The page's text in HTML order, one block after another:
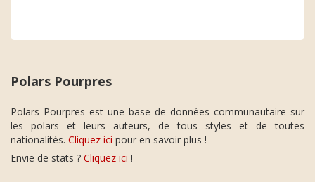
Polars Pourpres
Polars Pourpres est une base de données communautaire sur
les polars et leurs auteurs, de tous styles et de toutes
nationalités. Cliquez ici pour en savoir plus !
Envie de stats ? Cliquez ici !